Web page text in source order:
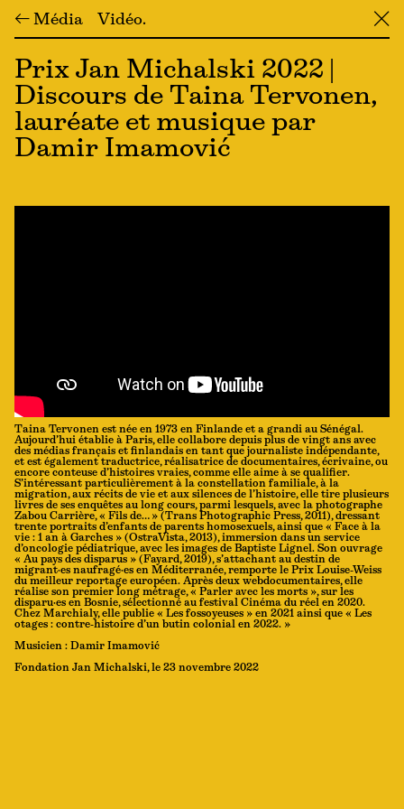
← Média Vidéo ╳
Prix Jan Michalski 2022 |
Discours de Taina Tervonen,
lauréate et musique par
Damir Imamović
Taina Tervonen est née en 1973 en Finlande et a grandi au Sénégal.
Aujourd’hui établie à Paris, elle collabore depuis plus de vingt ans avec
des médias français et finlandais en tant que journaliste indépendante,
et est également traductrice, réalisatrice de documentaires, écrivaine, ou
encore conteuse d’histoires vraies, comme elle aime à se qualifier.
S’intéressant particulièrement à la constellation familiale, à la
migration, aux récits de vie et aux silences de l’histoire, elle tire plusieurs
livres de ses enquêtes au long cours, parmi lesquels, avec la photographe
Zabou Carrière, « Fils de… » (Trans Photographic Press, 2011), dressant
trente portraits d’enfants de parents homosexuels, ainsi que « Face à la
vie : 1 an à Garches » (OstraVista, 2013), immersion dans un service
d’oncologie pédiatrique, avec les images de Baptiste Lignel. Son ouvrage
« Au pays des disparus » (Fayard, 2019), s’attachant au destin de
migrant·es naufragé·es en Méditerranée, remporte le Prix Louise-Weiss
du meilleur reportage européen. Après deux webdocumentaires, elle
réalise son premier long métrage, « Parler avec les morts », sur les
disparu·es en Bosnie, sélectionné au festival Cinéma du réel en 2020.
Chez Marchialy, elle publie « Les fossoyeuses » en 2021 ainsi que « Les
otages : contre-histoire d’un butin colonial en 2022. »
Musicien : Damir Imamović
Fondation Jan Michalski, le 23 novembre 2022